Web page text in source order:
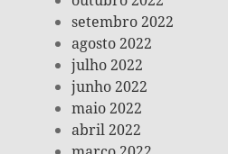
setembro 2022
agosto 2022
julho 2022
junho 2022
maio 2022
abril 2022